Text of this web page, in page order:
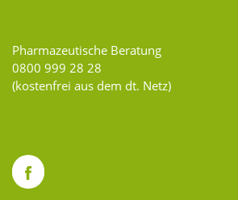
Pharmazeutische Beratung
0800 999 28 28
(kostenfrei aus dem dt. Netz)